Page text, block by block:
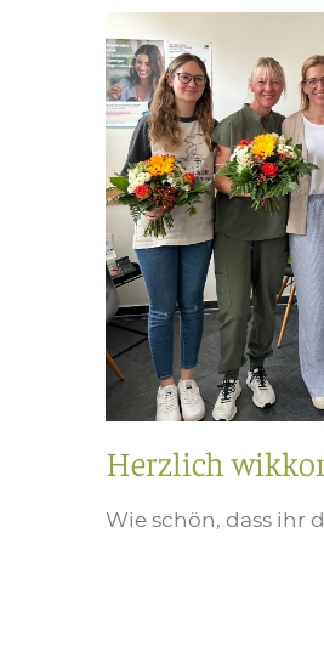
Herzlich
Wie schön, dass ihr